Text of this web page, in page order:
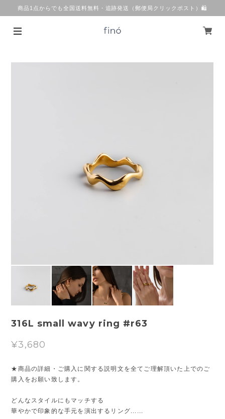
商品1点からでも全国送料無料・追跡発送（郵便局クリックポスト）🛍
316L small wavy ring #r63
¥3,680
★商品の詳細・ご購入に関する説明文を全てご理解頂いた上でのご
購入をお願い致します。
どんなスタイルにもマッチする
華やかで印象的な手元を演出するリング......